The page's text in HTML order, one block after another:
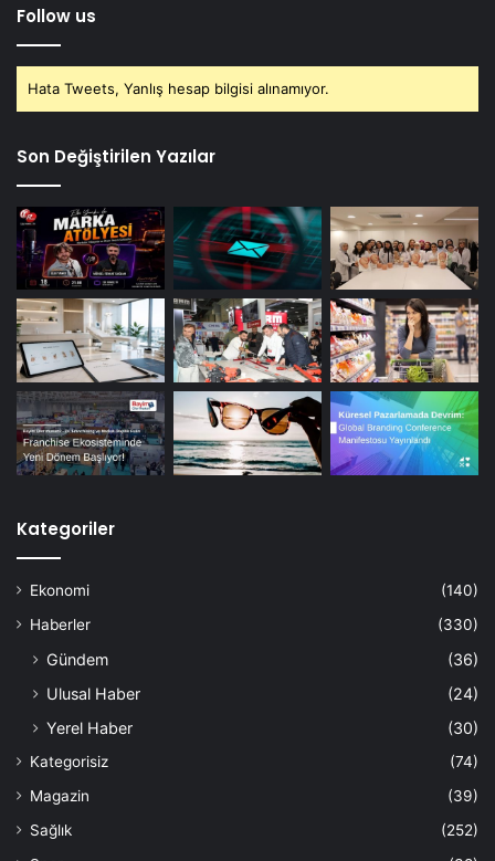
Follow us
Hata Tweets, Yanlış hesap bilgisi alınamıyor.
Son Değiştirilen Yazılar
Kategoriler
Ekonomi
(140)
Haberler
(330)
Gündem
(36)
Ulusal Haber
(24)
Yerel Haber
(30)
Kategorisiz
(74)
Magazin
(39)
Sağlık
(252)